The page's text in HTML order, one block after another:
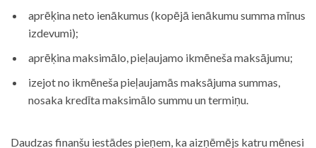
aprēķina neto ienākumus (kopējā ienākumu summa mīnus
izdevumi);
aprēķina maksimālo, pieļaujamo ikmēneša maksājumu;
izejot no ikmēneša pieļaujamās maksājuma summas,
nosaka kredīta maksimālo summu un termiņu.
Daudzas finanšu iestādes pieņem, ka aizņēmējs katru mēnesi